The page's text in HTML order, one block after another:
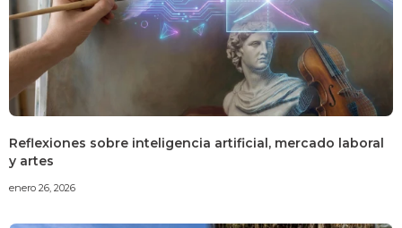
Reflexiones sobre inteligencia artificial, mercado laboral
y artes
enero 26, 2026